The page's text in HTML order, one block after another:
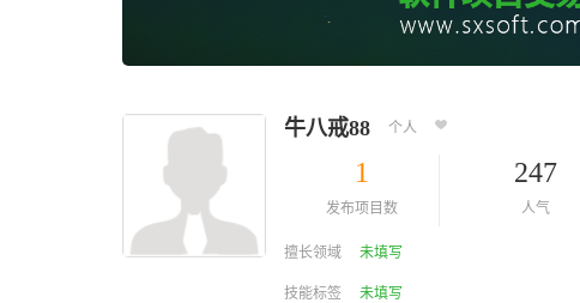
牛八戒88 个人
1
发布项目数
247
人气
擅长领域 未填写
技能标签 未填写